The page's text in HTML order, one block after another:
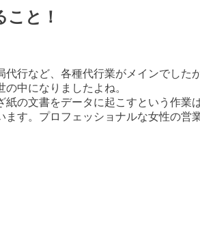
こと！
行など、各種代行業がメインでし
中になりましたよね。
の文書をデータに起こすという作業
す。プロフェッショナルな女性の営